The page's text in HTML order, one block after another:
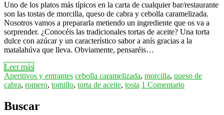
Uno de los platos más típicos en la carta de cualquier bar/restaurante
son las tostas de morcilla, queso de cabra y cebolla caramelizada.
Nosotros vamos a prepararla metiendo un ingrediente que os va a
sorprender. ¿Conocéis las tradicionales tortas de aceite? Una torta
dulce con azúcar y un característico sabor a anís gracias a la
matalahúva que lleva. Obviamente, pensaréis…
Leer más
Aperitivos y entrantes cebolla caramelizada, morcilla, queso de
cabra, romero, tomillo, torta de aceite, tosta 1 Comentario
Buscar